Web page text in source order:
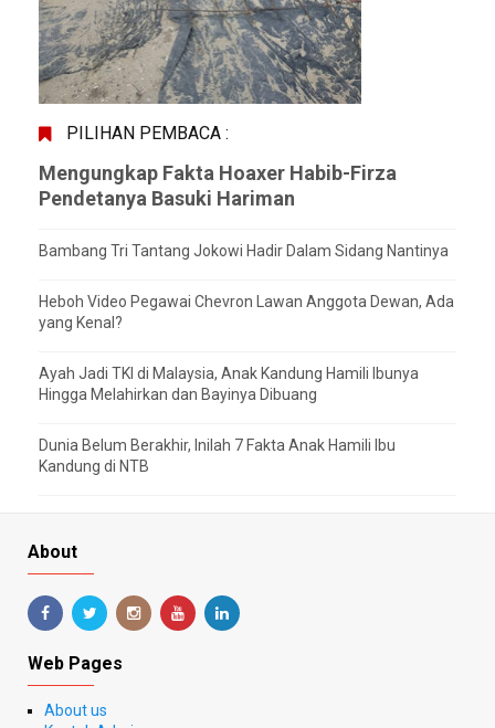
PILIHAN PEMBACA :
Mengungkap Fakta Hoaxer Habib-Firza
Pendetanya Basuki Hariman
Bambang Tri Tantang Jokowi Hadir Dalam Sidang Nantinya
Heboh Video Pegawai Chevron Lawan Anggota Dewan, Ada
yang Kenal?
Ayah Jadi TKI di Malaysia, Anak Kandung Hamili Ibunya
Hingga Melahirkan dan Bayinya Dibuang
Dunia Belum Berakhir, Inilah 7 Fakta Anak Hamili Ibu
Kandung di NTB
About
Web Pages
About us